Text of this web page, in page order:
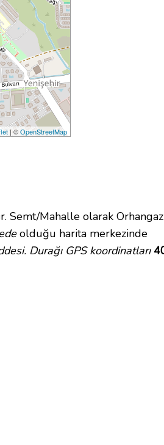
| ©OpenStreetMap
Mahalle olarak
olduğu harita merkezinde
Durağı GPS koordinatları